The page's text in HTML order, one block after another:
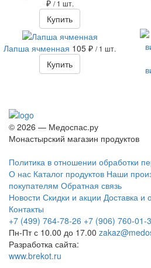
₽ / 1 шт.
Купить
Лапша ячменная 105 ₽ / 1 шт.
Купить
© 2026 — Медоспас.ру
Монастырский магазин продуктов
Политика в отношении обработки
О нас Каталог продуктов Наши
покупателям Обратная связь
Новости Скидки и акции Доставка и
Контакты
+7 (499) 764-78-26 +7 (906) 760-01-
Пн-Пт с 10.00 до 17.00
Разработка сайта:
www.brekot.ru